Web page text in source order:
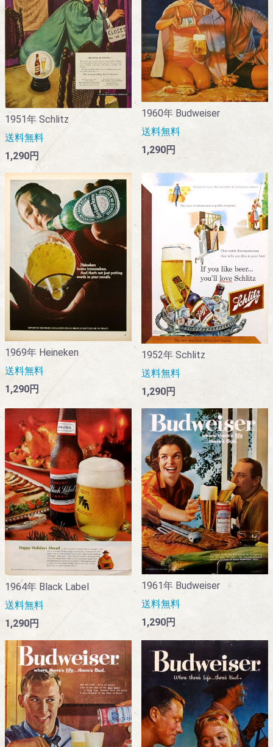
1951年 Schlitz
送料無料
1,290円
1960年 Budweiser
送料無料
1,290円
1969年 Heineken
送料無料
1,290円
1952年 Schlitz
送料無料
1,290円
1964年 Black Label
送料無料
1,290円
1961年 Budweiser
送料無料
1,290円